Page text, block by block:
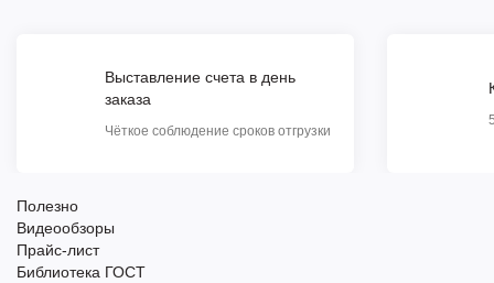
Выставление счета в день
заказа
Чёткое соблюдение сроков отгрузки
Полезно
Видеообзоры
Прайс-лист
Библиотека ГОСТ